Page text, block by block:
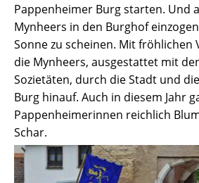
Pappenheimer Burg starten. Und
Mynheers in den Burghof
Sonne zu scheinen. Mit fröhlichen
die Mynheers, ausgestattet mit
Sozietäten, durch die Stadt und
Burg hinauf. Auch in diesem Jahr
Pappenheimerinnen reichlich
Schar.